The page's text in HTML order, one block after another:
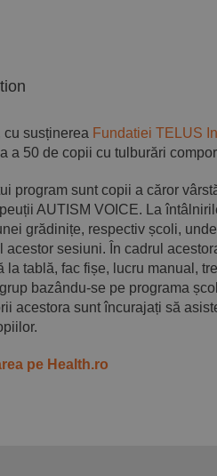
cu susținerea Fundatiei TELUS
a 50 de copii cu tulburări
program sunt copii a căror
AUTISM VOICE. La
grădinițe, respectiv școli,
acestor sesiuni. În cadrul
la tablă, fac fișe, lucru manual,
bazându-se pe programa
acestora sunt încurajați să
pe Health.ro